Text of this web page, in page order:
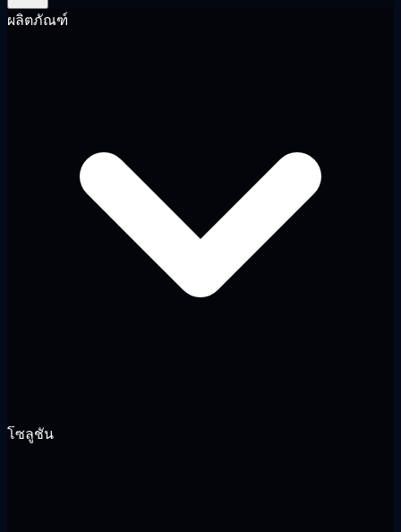
ผลิตภัณฑ์
โซลูชัน